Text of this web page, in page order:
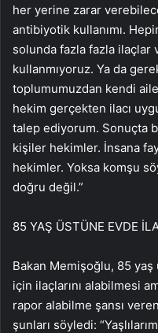
her yerine zarar
antibiyotik kullanımı.
solunda fazla fazla ilaçlar
kullanmıyoruz. Ya da
toplumumuzdan kendi
hekim gerçekten ilacı
talep ediyorum. Sonuçta
kişiler hekimler. İnsana
hekimler. Yoksa komşu
doğru değil.”
85 YAŞ ÜSTÜNE EVDE
Bakan Memişoğlu, 85
için ilaçlarını alabilmesi
rapor alabilme şansı
şunları söyledi: